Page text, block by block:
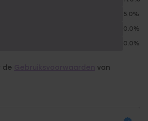
5.0%
0.0%
0.0%
de
van